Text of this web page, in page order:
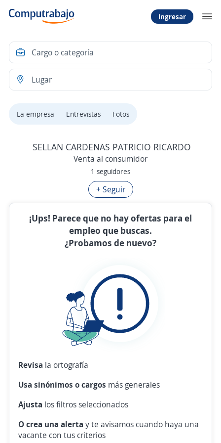
Ingresar
La empresa Entrevistas Fotos
SELLAN CARDENAS PATRICIO RICARDO
Venta al consumidor
1 seguidores
+ Seguir
¡Ups! Parece que no hay ofertas para el
empleo que buscas.
¿Probamos de nuevo?
Revisa la ortografía
Usa sinónimos o cargos más generales
Ajusta los filtros seleccionados
O crea una alerta y te avisamos cuando haya una
vacante con tus criterios